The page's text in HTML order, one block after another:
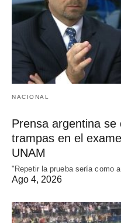
NACIONAL
Prensa argentina
trampas en el
UNAM
"Repetir la prueba sería como
Ago 4, 2026